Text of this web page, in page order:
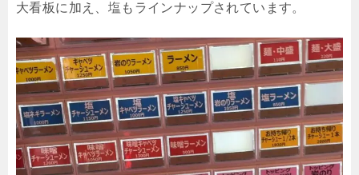
大看板に加え、塩もラインナップされています。